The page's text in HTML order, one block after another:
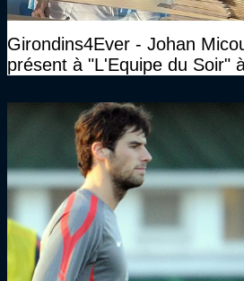
Girondins4Ever - Johan
présent à "L'Equipe du Soir"